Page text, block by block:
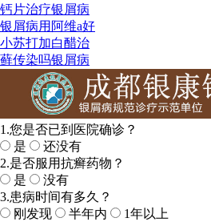
钙片治疗银屑病
银屑病用阿维a好
小苏打加白醋治
藓传染吗银屑病
1.您是否已到医院确诊？
是
还没有
2.是否服用抗癣药物？
是
没有
3.患病时间有多久？
刚发现
半年内
1年以上